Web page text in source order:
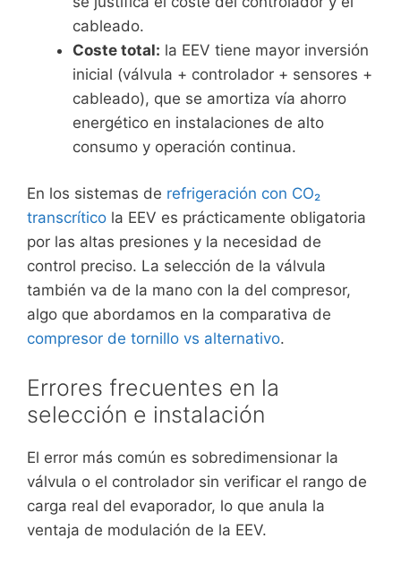
cableado.
Coste total: la EEV tiene mayor inversión
inicial (válvula + controlador + sensores +
cableado), que se amortiza vía ahorro
energético en instalaciones de alto
consumo y operación continua.
En los sistemas de refrigeración con CO₂
transcrítico la EEV es prácticamente obligatoria
por las altas presiones y la necesidad de
control preciso. La selección de la válvula
también va de la mano con la del compresor,
algo que abordamos en la comparativa de
compresor de tornillo vs alternativo.
Errores frecuentes en la
selección e instalación
El error más común es sobredimensionar la
válvula o el controlador sin verificar el rango de
carga real del evaporador, lo que anula la
ventaja de modulación de la EEV.